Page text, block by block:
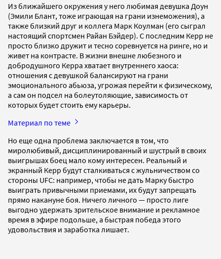
Из ближайшего окружения у него любимая девушка Доун
(Эмили Блант, тоже играющая на грани изнеможения), а
также близкий друг и коллега Марк Коулман (его сыграл
настоящий спортсмен Райан Бэйдер). С последним Керр не
просто близко дружит и тесно соревнуется на ринге, но и
живет на контрасте. В жизни внешне любезного и
добродушного Керра хватает внутреннего хаоса:
отношения с девушкой балансируют на грани
эмоционального абьюза, угрожая перейти к физическому,
а сам он подсел на болеутоляющие, зависимость от
которых будет стоить ему карьеры.
Материал по теме
Но еще одна проблема заключается в том, что
миролюбивый, дисциплинированный и шустрый в своих
выигрышах боец мало кому интересен. Реальный и
экранный Керр будут сталкиваться с жульничеством со
стороны UFC: например, чтобы не дать Марку быстро
выиграть привычными приемами, их будут запрещать
прямо накануне боя. Ничего личного — просто лиге
выгодно удержать зрительское внимание и рекламное
время в эфире подольше, а быстрая победа этого
удовольствия и заработка лишает.